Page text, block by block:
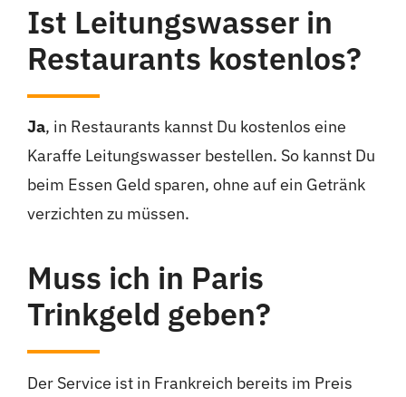
Ist Leitungswasser in
Restaurants kostenlos?
Ja, in Restaurants kannst Du kostenlos eine
Karaffe Leitungswasser bestellen. So kannst Du
beim Essen Geld sparen, ohne auf ein Getränk
verzichten zu müssen.
Muss ich in Paris
Trinkgeld geben?
Der Service ist in Frankreich bereits im Preis